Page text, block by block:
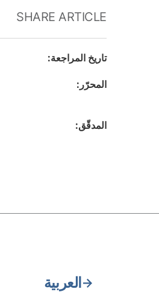
SHARE ARTICLE
تاريخ المراجعة:
المحرّر :
المدقّق:
العربية